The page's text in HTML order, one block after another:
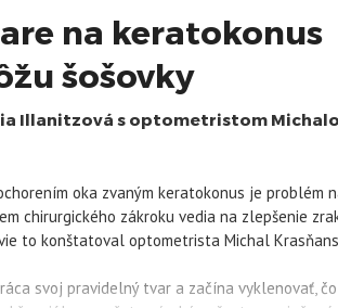
na keratokonus
šošovky
Illanitzová s optometristom
oka zvaným keratokonus je problém
chirurgického zákroku vedia na zlepšenie
to konštatoval optometrista Michal
svoj pravidelný tvar a začína vyklenovať,